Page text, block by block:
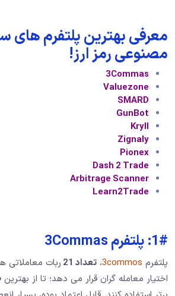
معرفی بهترین پلتفرم
مصنوعی رمز ارز!
3Commas
Valuezone
SMARD
GunBot
Kryll
Zignaly
Pionex
Dash 2 Trade
Arbitrage Scanner
Learn2Trade
1#: پلتفرم 3Commas
پلتفرم 3commos، تعداد 21
ربات
اختیار معامله گران قرار می دهد؛ تا از بهترین